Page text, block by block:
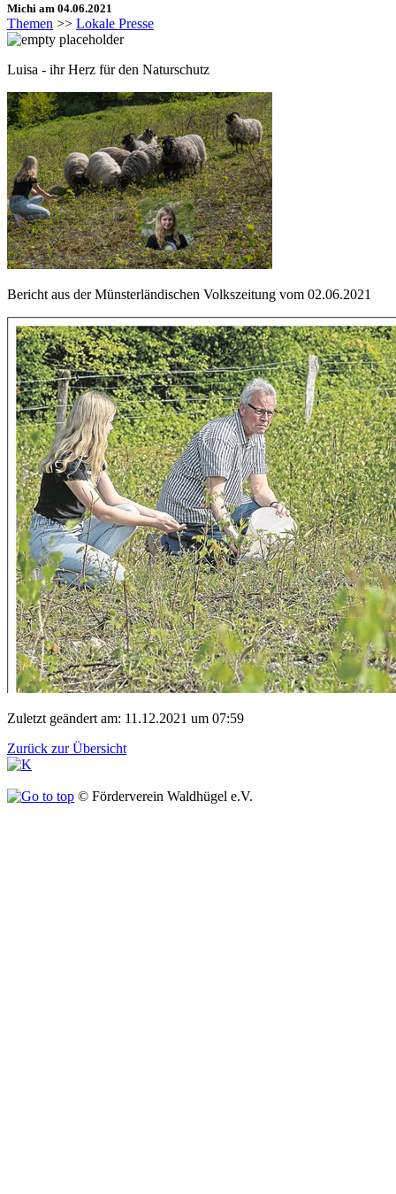
Michi am 04.06.2021
Themen >> Lokale Presse
Luisa - ihr Herz für den Naturschutz
Bericht aus der Münsterländischen Volkszeitung vom 02.06.2021
Zuletzt geändert am: 11.12.2021 um 07:59
Zurück zur Übersicht
© Förderverein Waldhügel e.V.